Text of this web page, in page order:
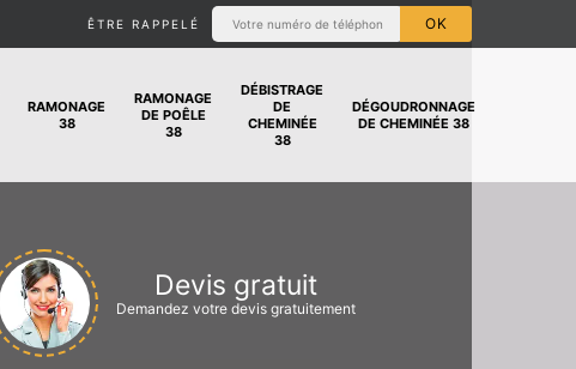
ÊTRE RAPPELÉ
RAMONAGE
38
RAMONAGE
DE POÊLE
38
DÉBISTRAGE
DE
CHEMINÉE
38
DÉGOUDRONNAGE
DE CHEMINÉE 38
Devis gratuit
Demandez votre devis gratuitement